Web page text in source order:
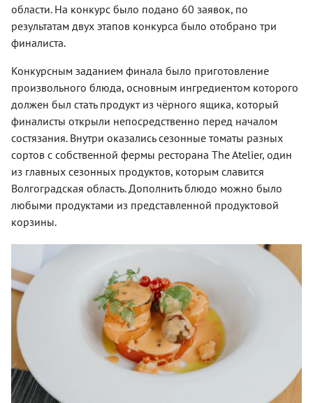
области. На конкурс было подано 60 заявок, по
результатам двух этапов конкурса было отобрано три
финалиста.
Конкурсным заданием финала было приготовление
произвольного блюда, основным ингредиентом которого
должен был стать продукт из чёрного ящика, который
финалисты открыли непосредственно перед началом
состязания. Внутри оказались сезонные томаты разных
сортов с собственной фермы ресторана The Atelier, один
из главных сезонных продуктов, которым славится
Волгоградская область. Дополнить блюдо можно было
любыми продуктами из представленной продуктовой
корзины.